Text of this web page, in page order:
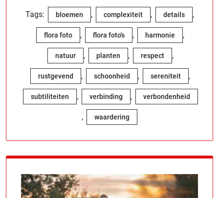
Tags: bloemen , complexiteit , details ,
flora foto , flora foto's , harmonie ,
natuur , planten , respect ,
rustgevend , schoonheid , sereniteit ,
subtiliteiten , verbinding , verbondenheid
, waardering